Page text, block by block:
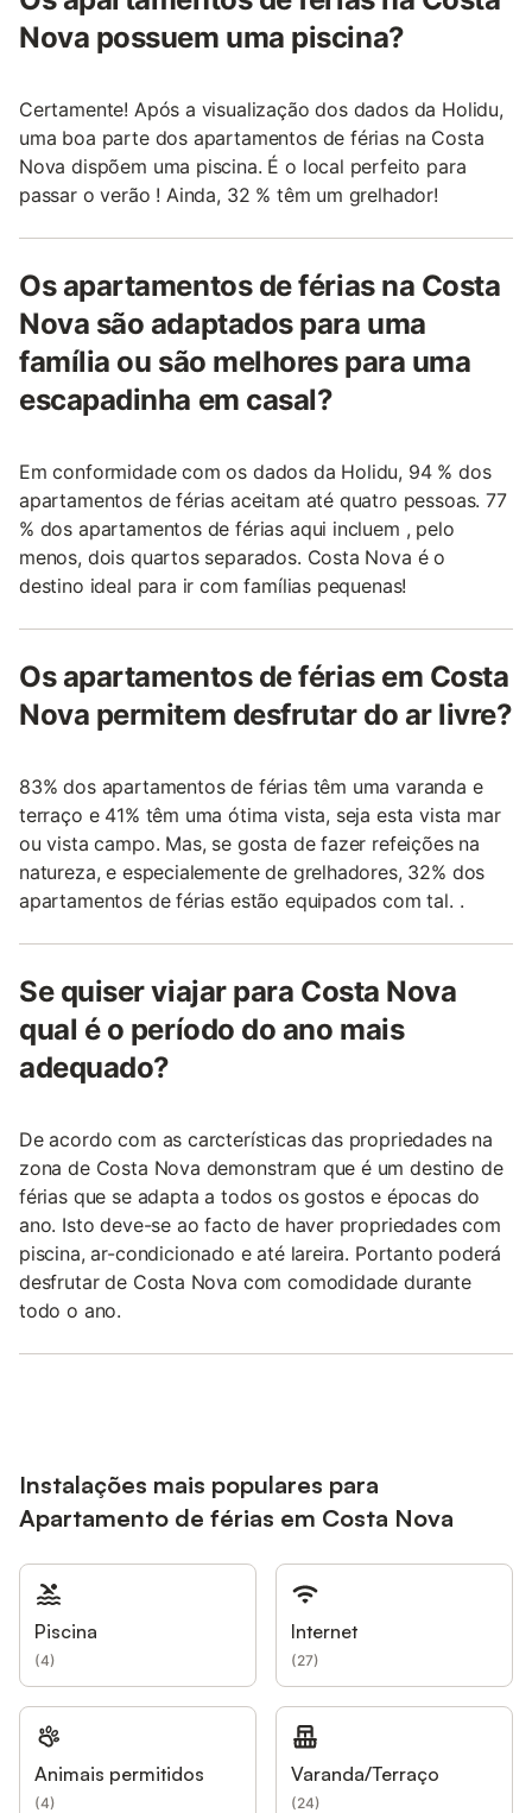
Nova possuem uma piscina?
Certamente! Após a visualização dos dados da Holidu,
uma boa parte dos apartamentos de férias na Costa
Nova dispõem uma piscina. É o local perfeito para
passar o verão ! Ainda, 32 % têm um grelhador!
Os apartamentos de férias na Costa
Nova são adaptados para uma
família ou são melhores para uma
escapadinha em casal?
Em conformidade com os dados da Holidu, 94 % dos
apartamentos de férias aceitam até quatro pessoas. 77
% dos apartamentos de férias aqui incluem , pelo
menos, dois quartos separados. Costa Nova é o
destino ideal para ir com famílias pequenas!
Os apartamentos de férias em Costa
Nova permitem desfrutar do ar livre?
83% dos apartamentos de férias têm uma varanda e
terraço e 41% têm uma ótima vista, seja esta vista mar
ou vista campo. Mas, se gosta de fazer refeições na
natureza, e especialemente de grelhadores, 32% dos
apartamentos de férias estão equipados com tal. .
Se quiser viajar para Costa Nova
qual é o período do ano mais
adequado?
De acordo com as carcterísticas das propriedades na
zona de Costa Nova demonstram que é um destino de
férias que se adapta a todos os gostos e épocas do
ano. Isto deve-se ao facto de haver propriedades com
piscina, ar-condicionado e até lareira. Portanto poderá
desfrutar de Costa Nova com comodidade durante
todo o ano.
Instalações mais populares para
Apartamento de férias em Costa Nova
Piscina
(4)
Internet
(27)
Animais permitidos
(4)
Varanda/Terraço
(24)